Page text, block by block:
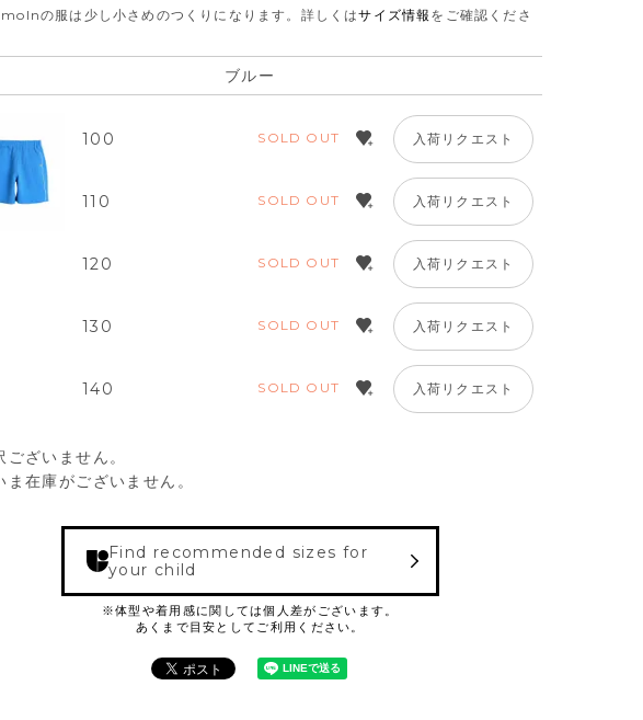
の服は少し小さめのつくりになります。 詳しくはサイズ情報 をご確認くださ
ブルー
100 SOLD OUT 入荷リクエスト
110 SOLD OUT 入荷リクエスト
120 SOLD OUT 入荷リクエスト
130 SOLD OUT 入荷リクエスト
140 SOLD OUT 入荷リクエスト
ございません。
ま在庫がございません。
Find recommended sizes for
your child